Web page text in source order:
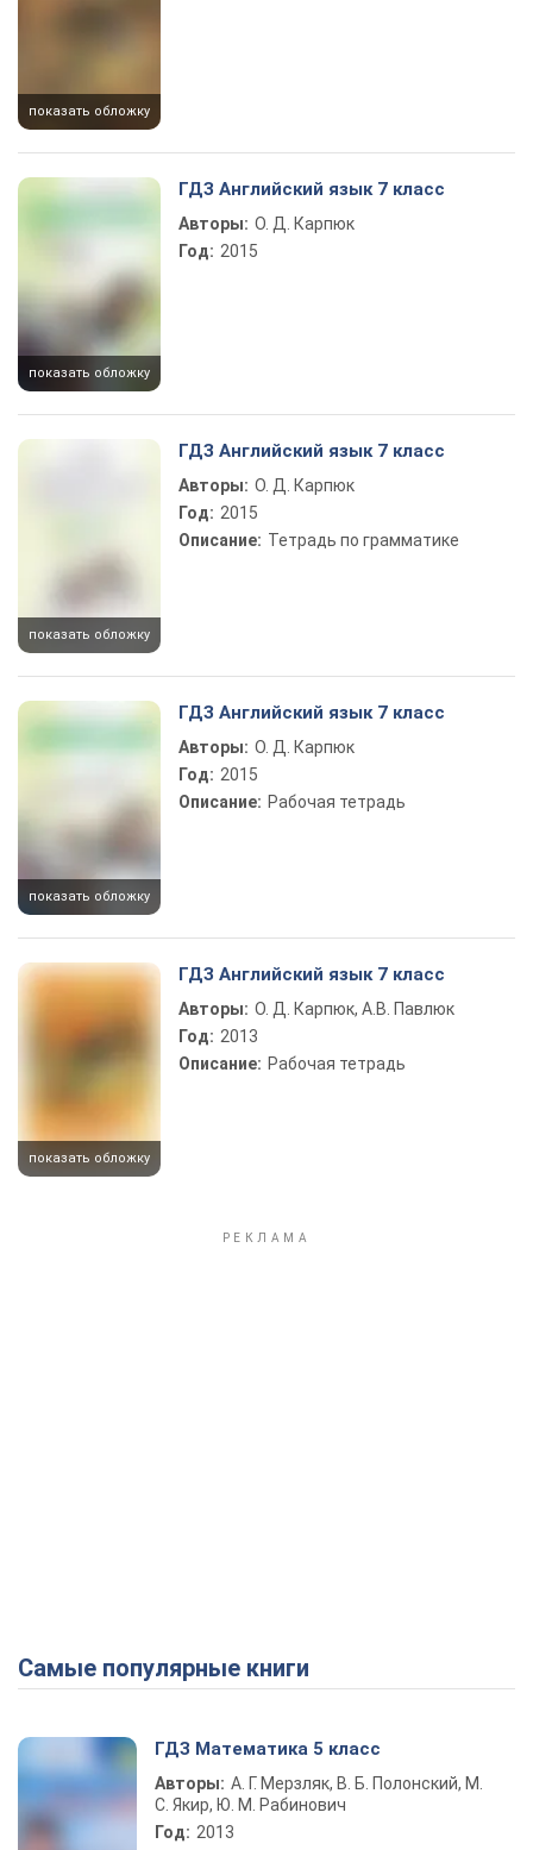
показать обложку
показать обложку
ГДЗ Английский язык 7 класс
Авторы: О. Д. Карпюк
Год: 2015
показать обложку
ГДЗ Английский язык 7 класс
Авторы: О. Д. Карпюк
Год: 2015
Описание: Тетрадь по грамматике
показать обложку
ГДЗ Английский язык 7 класс
Авторы: О. Д. Карпюк
Год: 2015
Описание: Рабочая тетрадь
показать обложку
ГДЗ Английский язык 7 класс
Авторы: О. Д. Карпюк, А.В. Павлюк
Год: 2013
Описание: Рабочая тетрадь
Самые популярные книги
ГДЗ Математика 5 класс
Авторы: А. Г. Мерзляк, В. Б. Полонский, М.
С. Якир, Ю. М. Рабинович
Год: 2013